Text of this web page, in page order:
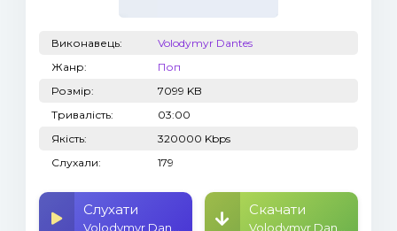
Виконавець:
Volodymyr Dantes
Жанр:
Поп
Розмір:
7099 KB
Тривалість:
03:00
Якість:
320000 Kbps
Слухали:
179
Слухати Скачати